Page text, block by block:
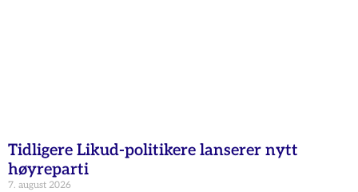
Tidligere Likud-politikere lanserer nytt
høyreparti
7. august 2026